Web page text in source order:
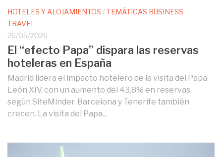
HOTELES Y ALOJAMIENTOS /TEMÁTICAS BUSINESS
TRAVEL
26/05/2026
El “efecto Papa” dispara las reservas
hoteleras en España
Madrid lidera el impacto hotelero de la visita del Papa
León XIV, con un aumento del 43,8% en reservas,
según SiteMinder. Barcelona y Tenerife también
crecen. La visita del Papa...